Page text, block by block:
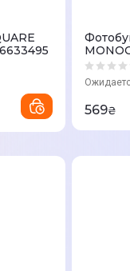
569₴